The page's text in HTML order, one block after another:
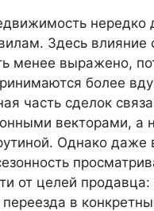
нередко
Здесь влияние
менее выражено,
более
часть сделок
векторами, а
Однако даже
от целей продавца:
в